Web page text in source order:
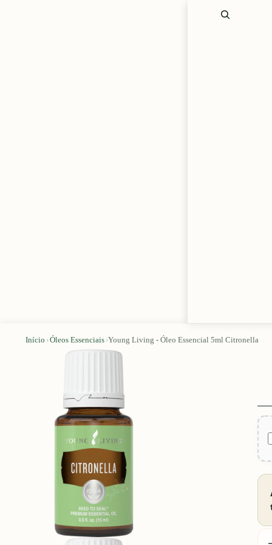
Início ›Óleos Essenciais ›Young Living - Óleo Essencial 5ml Citronella